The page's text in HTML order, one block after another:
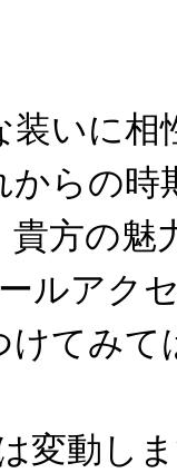
いに相
からの時
貴方の魅
ルアク
けてみて
変動し